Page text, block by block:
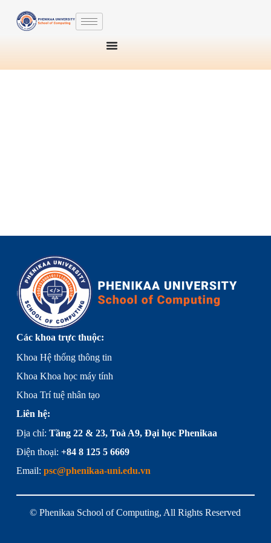
Các khoa trực thuộc:
Khoa Hệ thống thông tin
Khoa Khoa học máy tính
Khoa Trí tuệ nhân tạo
Liên hệ:
Địa chỉ: Tầng 22 & 23, Toà A9, Đại học Phenikaa
Điện thoại: +84 8 125 5 6669
Email: psc@phenikaa-uni.edu.vn
© Phenikaa School of Computing, All Rights Reserved